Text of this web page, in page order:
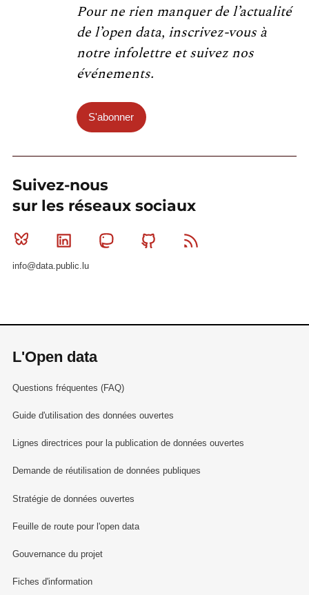
Pour ne rien manquer de l’actualité
de l’open data, inscrivez-vous à
notre infolettre et suivez nos
événements.
S'abonner
Suivez-nous
sur les réseaux sociaux
Bluesky Linkedin MastodonGithub
info@data.public.lu
L'Open data
Questions fréquentes (FAQ)
Guide d'utilisation des données ouvertes
Lignes directrices pour la publication de données ouvertes
Demande de réutilisation de données publiques
Stratégie de données ouvertes
Feuille de route pour l'open data
Gouvernance du projet
Fiches d'information